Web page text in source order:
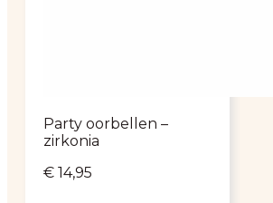
Party oorbellen –
zirkonia
€ 14,95